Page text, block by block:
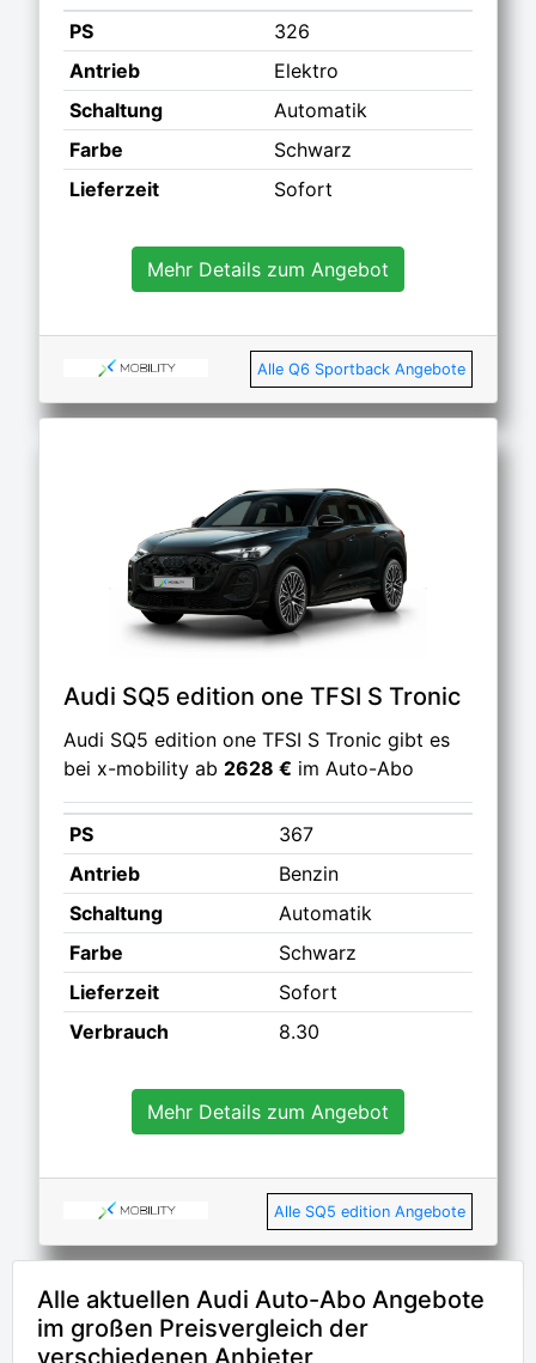
PS
326
Antrieb
Elektro
Schaltung
Automatik
Farbe
Schwarz
Lieferzeit
Sofort
Mehr Details zum Angebot
Alle Q6 Sportback Angebote
Audi SQ5 edition one TFSI S Tronic
Audi SQ5 edition one TFSI S Tronic gibt es
bei x-mobility ab 2628 € im Auto-Abo
PS
367
Antrieb
Benzin
Schaltung
Automatik
Farbe
Schwarz
Lieferzeit
Sofort
Verbrauch
8.30
Mehr Details zum Angebot
Alle SQ5 edition Angebote
Alle aktuellen Audi Auto-Abo Angebote
im großen Preisvergleich der
verschiedenen Anbieter